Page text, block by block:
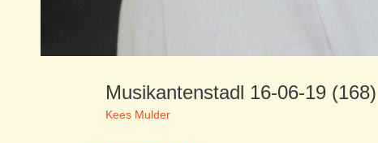
Musikantenstadl 16-06-19 (168)
Kees Mulder